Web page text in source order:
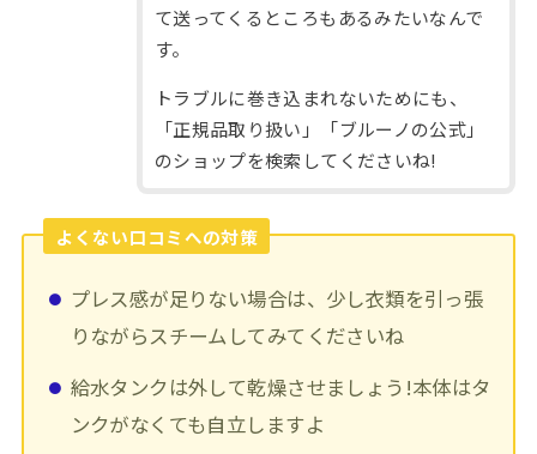
て送ってくるところもあるみたいなんで
す。
トラブルに巻き込まれないためにも、
「正規品取り扱い」「ブルーノの公式」
のショップを検索してくださいね!
よくない口コミへの対策
プレス感が足りない場合は、少し衣類を引っ張
りながらスチームしてみてくださいね
給水タンクは外して乾燥させましょう!本体はタ
ンクがなくても自立しますよ